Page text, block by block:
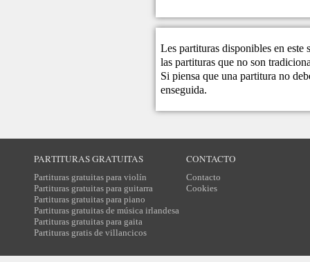
Les partituras disponibles en este
las partituras que no son
Si piensa que una partitura no
enseguida.
PARTITURAS GRATUITAS
Partituras gratuitas para violín
Partituras gratuitas para guitarra
Partituras gratuitas para piano
Partituras gratuitas de música irlandesa
Partituras gratuitas para gaita
Partituras gratis de villancicos
CONTACTO
Contacto
Cookies